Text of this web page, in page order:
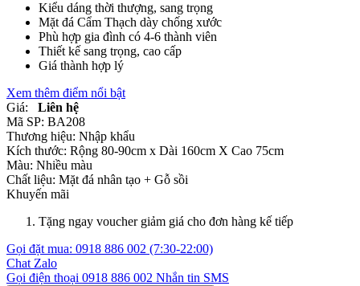
Kiểu dáng thời thượng, sang trọng
Mặt đá Cẩm Thạch dày chống xước
Phù hợp gia đình có 4-6 thành viên
Thiết kế sang trọng, cao cấp
Giá thành hợp lý
Xem thêm điểm nổi bật
Giá:
Liên hệ
Mã SP: BA208
Thương hiệu: Nhập khẩu
Kích thước: Rộng 80-90cm x Dài 160cm X Cao 75cm
Màu: Nhiều màu
Chất liệu: Mặt đá nhân tạo + Gỗ sồi
Khuyến mãi
Tặng ngay voucher giảm giá cho đơn hàng kế tiếp
Gọi đặt mua: 0918 886 002 (7:30-22:00)
Chat Zalo
Gọi điện thoại 0918 886 002 Nhắn tin SMS